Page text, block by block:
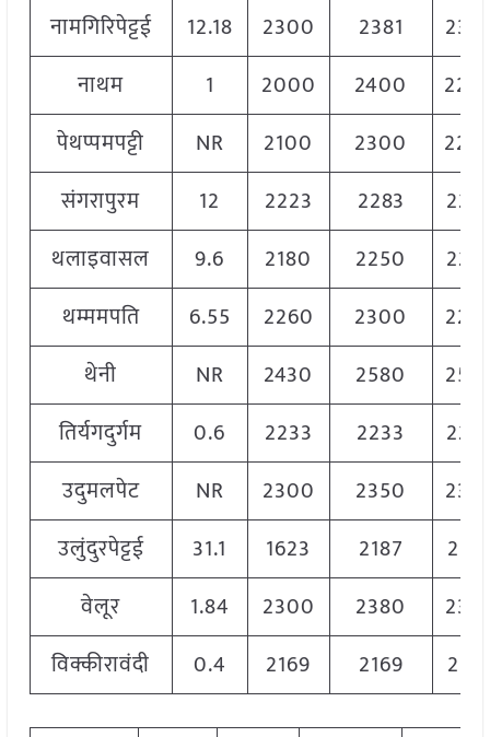
नामगिरिपेट्टई
12.18 2300 2381
नाथम
1 2000 2400
पेथप्पमपट्टी
NR 2100 2300
संगरापुरम
12 2223 2283
थलाइवासल
9.6 2180 2250
थम्ममपति
6.55 2260 2300
थेनी
NR 2430 2580
तिर्यगदुर्गम
0.6 2233 2233
उदुमलपेट
NR 2300 2350
उलुंदुरपेट्टई
31.1 1623 2187
वेलूर
1.84 2300 2380
विक्कीरावंदी
0.4 2169 2169